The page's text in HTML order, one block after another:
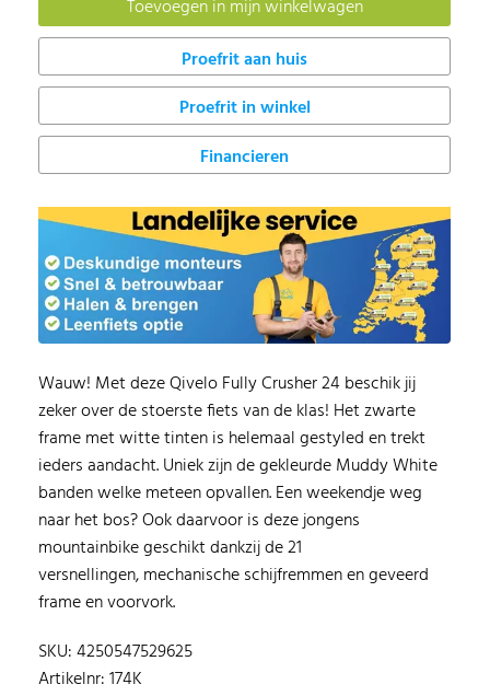
Proefrit in winkel
Financieren
Wauw! Met deze Qivelo Fully Crusher 24 beschik jij
zeker over de stoerste fiets van de klas! Het zwarte
frame met witte tinten is helemaal gestyled en trekt
ieders aandacht. Uniek zijn de gekleurde Muddy White
banden welke meteen opvallen. Een weekendje weg
naar het bos? Ook daarvoor is deze jongens
mountainbike geschikt dankzij de 21
versnellingen, mechanische schijfremmen en geveerd
frame en voorvork.
SKU: 4250547529625
Artikelnr: 174K